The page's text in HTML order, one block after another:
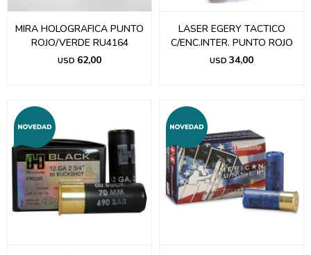
MIRA HOLOGRAFICA PUNTO
ROJO/VERDE RU4164
USD 62,00
LASER EGERY TACTICO
C/ENC.INTER. PUNTO ROJO
USD 34,00